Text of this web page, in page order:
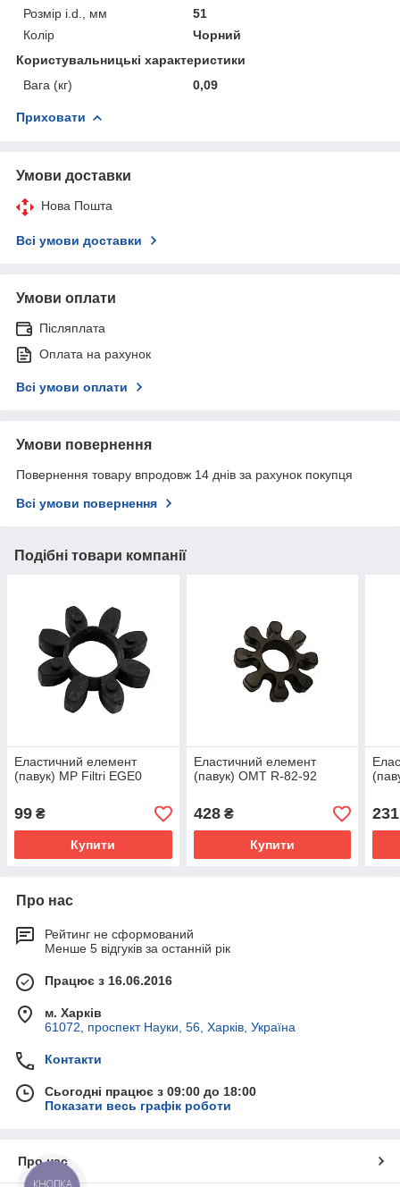
Розмір i.d., мм
51
Колір
Чорний
Користувальницькі характеристики
Вага (кг)
0,09
Приховати
Умови доставки
Нова Пошта
Всі умови доставки
Умови оплати
Післяплата
Оплата на рахунок
Всі умови оплати
Умови повернення
Повернення товару впродовж 14 днів за рахунок покупця
Всі умови повернення
Подібні товари компанії
Еластичний елемент
(павук) MP Filtri EGE0
99 ₴
Купити
Еластичний елемент
(павук) OMT R-82-92
428₴
Купити
231
Про нас
Рейтинг не сформований
Менше 5 відгуків за останній рік
Працює з 16.06.2016
м. Харків
61072, проспект Науки, 56, Харків, Україна
Контакти
Сьогодні працює з 09:00 до 18:00
Показати весь графік роботи
Про нас
КНОПКА